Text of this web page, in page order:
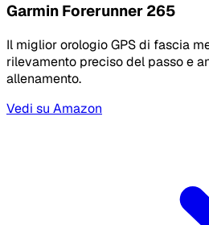
Garmin Forerunner 265
Il miglior orologio GPS di fascia
rilevamento preciso del passo e
allenamento.
Vedi su Amazon